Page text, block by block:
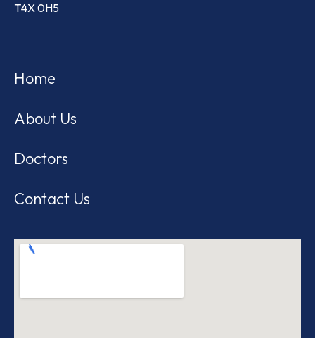
T4X 0H5
Home
About Us
Doctors
Contact Us